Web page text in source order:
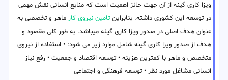
ویزا کاری گینه از آن جهت حائز اهمیت است که منابع انسانی نقش مهمی
در توسعه این کشوری داشته. بنابراین تامین نیروی کار ماهر و تخصصی به
عنوان هدف اصلی در صدور ویزا کاری گینه میباشد. به طور کلی مقصود و
هدف از صدور ویزا کاری گینه شامل موارد زیر می شود: • استفاده از نیروی
متخصص و ماهر با کمترین هزینه • توسعه اقتصاد و جمعیت • رفع نیاز
انسانی مشاغل مورد نظر • توسعه فرهنگی و اجتماعی